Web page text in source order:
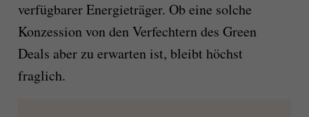
verfügbarer Energieträger. Ob eine solche
Konzession von den Verfechtern des Green
Deals aber zu erwarten ist, bleibt höchst
fraglich.